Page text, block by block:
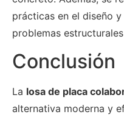
prácticas en el diseño
problemas
Conclusión
La losa de placa
alternativa moderna y